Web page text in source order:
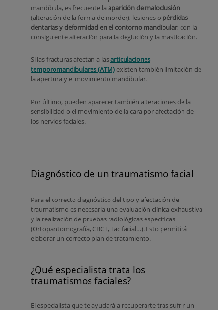
mandíbula, es frecuente la aparición de maloclusión
(alteración de la forma de morder), lesiones o pérdidas
dentarias y deformidad en el contorno mandibular, con la
consiguiente alteración para la deglución y la masticación.
Si las fracturas afectan a lasarticulaciones
temporomandibulares (ATM) existen también limitación de
la apertura y el movimiento mandibular.
Por último, pueden aparecer también alteraciones de la
sensibilidad o el movimiento de la cara por afectación de
los nervios faciales.
Diagnóstico de un traumatismo facial
Para el correcto diagnóstico del tipo y afectación de
traumatismo es necesaria una evaluación clínica exhaustiva
y la realización de pruebas radiológicas específicas
(Ortopantomografía, CBCT, Tac facial…). Esto permitirá
elaborar un correcto plan de tratamiento.
¿Qué especialista trata los
traumatismos faciales?
El especialista que te ayudará a recuperarte tras sufrir un